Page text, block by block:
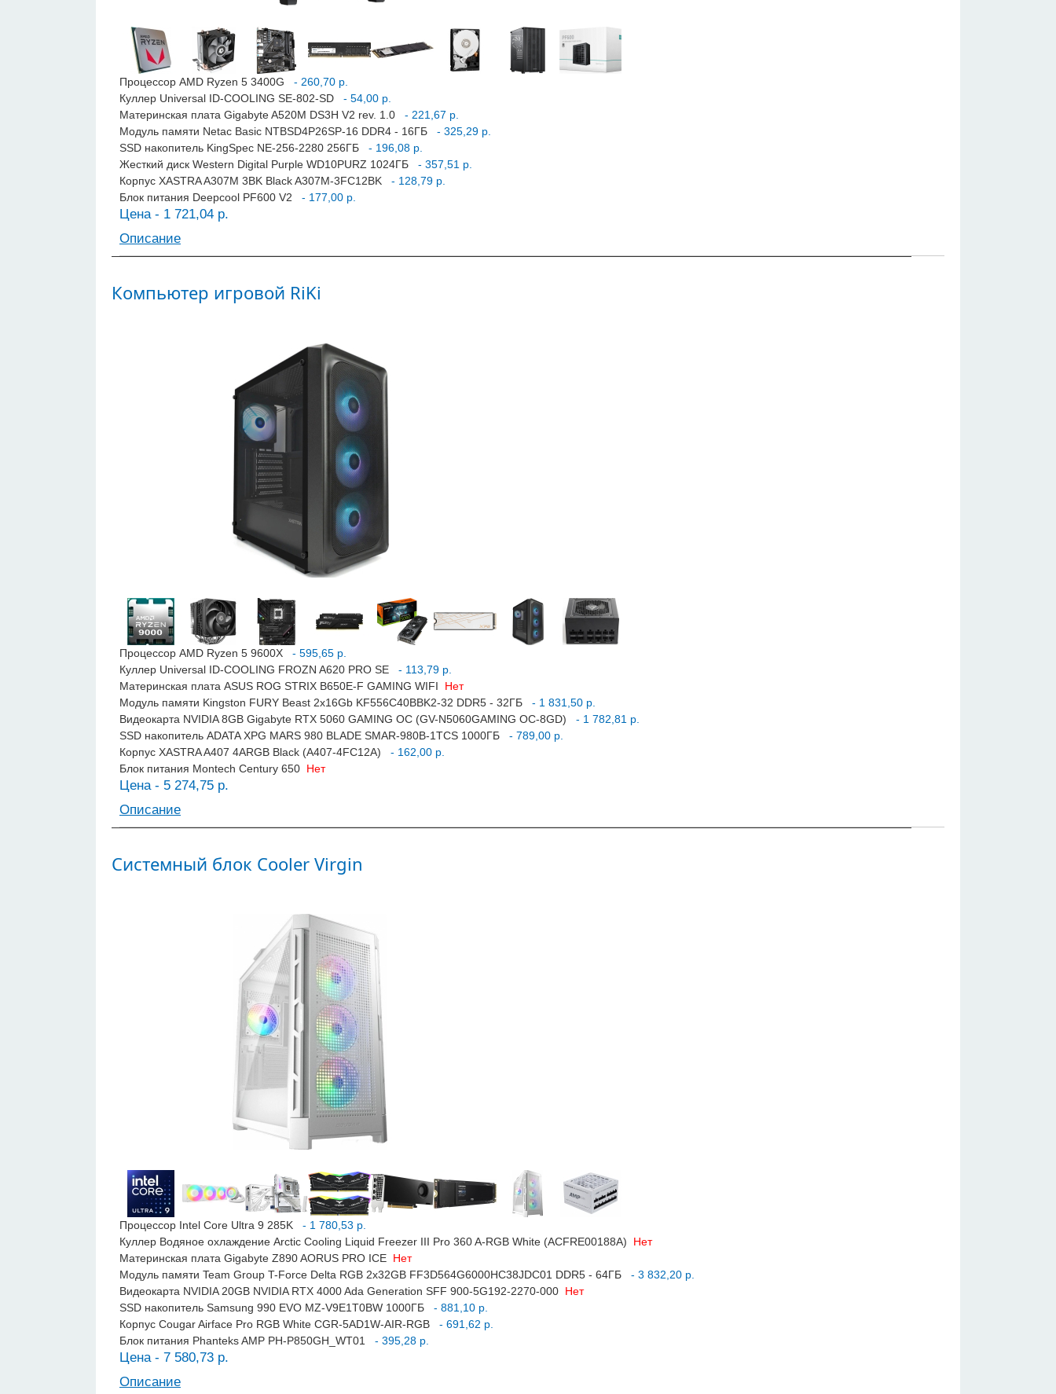
Процессор AMD Ryzen 5 3400G
- 260,70 р.
Куллер Universal ID-COOLING SE-802-SD
- 54,00 р.
Материнская плата Gigabyte A520M DS3H V2 rev. 1.0
- 221,67 р.
Модуль памяти Netac Basic NTBSD4P26SP-16 DDR4 - 16ГБ
- 325,29 р.
SSD накопитель KingSpec NE-256-2280 256ГБ
- 196,08 р.
Жесткий диск Western Digital Purple WD10PURZ 1024ГБ
- 357,51 р.
Корпус XASTRA A307M 3BK Black A307M-3FC12BK
- 128,79 р.
Блок питания Deepcool PF600 V2
- 177,00 р.
Цена - 1 721,04 р.
Описание
Компьютер игровой RiKi
Процессор AMD Ryzen 5 9600X
- 595,65 р.
Куллер Universal ID-COOLING FROZN A620 PRO SE
- 113,79 р.
Материнская плата ASUS ROG STRIX B650E-F GAMING WIFI
Нет
Модуль памяти Kingston FURY Beast 2x16Gb KF556C40BBK2-32 DDR5 - 32ГБ
- 1 831,50 р.
Видеокарта NVIDIA 8GB Gigabyte RTX 5060 GAMING OC (GV-N5060GAMING OC-8GD)
- 1 782,81 р.
SSD накопитель ADATA XPG MARS 980 BLADE SMAR-980B-1TCS 1000ГБ
- 789,00 р.
Корпус XASTRA A407 4ARGB Black (A407-4FC12A)
- 162,00 р.
Блок питания Montech Century 650 Нет
Цена - 5 274,75 р.
Описание
Системный блок Cooler Virgin
Процессор Intel Core Ultra 9 285K
- 1 780,53 р.
Куллер Водяное охлаждение Arctic Cooling Liquid Freezer III Pro 360 A-RGB White (ACFRE00188A)
Нет
Материнская плата Gigabyte Z890 AORUS PRO ICE Нет
Модуль памяти Team Group T-Force Delta RGB 2x32GB FF3D564G6000HC38JDC01 DDR5 - 64ГБ
- 3 832,20 р.
Видеокарта NVIDIA 20GB NVIDIA RTX 4000 Ada Generation SFF 900-5G192-2270-000 Нет
SSD накопитель Samsung 990 EVO MZ-V9E1T0BW 1000ГБ
- 881,10 р.
Корпус Cougar Airface Pro RGB White CGR-5AD1W-AIR-RGB
- 691,62 р.
Блок питания Phanteks AMP PH-P850GH_WT01
- 395,28 р.
Цена - 7 580,73 р.
Описание